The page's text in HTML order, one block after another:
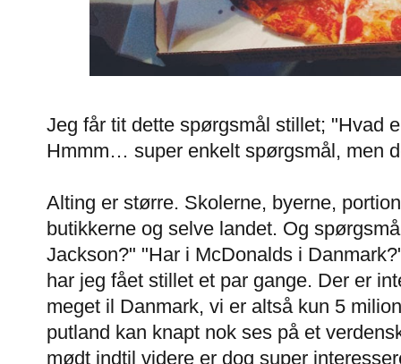
Jeg får tit dette spørgsmål stillet; "Hvad
Hmmm… super enkelt spørgsmål, men
Alting er større. Skolerne, byerne,
butikkerne og selve landet. Og
Jackson?" "Har i McDonalds i
har jeg fået stillet et par gange. Der er
meget il Danmark, vi er altså kun 5
putland kan knapt nok ses på et
mødt indtil videre er dog super